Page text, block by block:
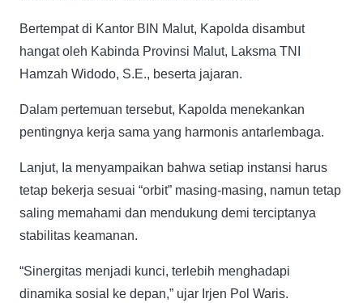
Bertempat di Kantor BIN Malut, Kapolda disambut
hangat oleh Kabinda Provinsi Malut, Laksma TNI
Hamzah Widodo, S.E., beserta jajaran.
Dalam pertemuan tersebut, Kapolda menekankan
pentingnya kerja sama yang harmonis antarlembaga.
Lanjut, Ia menyampaikan bahwa setiap instansi harus
tetap bekerja sesuai “orbit” masing-masing, namun tetap
saling memahami dan mendukung demi terciptanya
stabilitas keamanan.
“Sinergitas menjadi kunci, terlebih menghadapi
dinamika sosial ke depan,” ujar Irjen Pol Waris.